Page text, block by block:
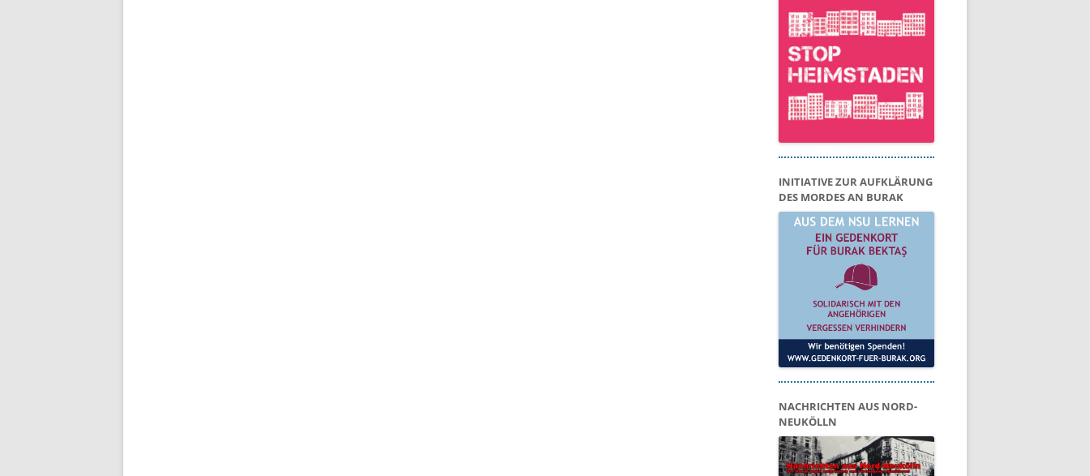
INITIATIVE ZUR AUFKLÄRUNG
DES MORDES AN BURAK
NACHRICHTEN AUS NORD-
NEUKÖLLN